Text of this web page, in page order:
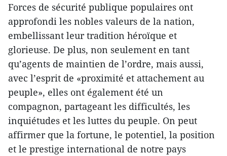
Forces de sécurité publique populaires ont
approfondi les nobles valeurs de la nation,
embellissant leur tradition héroïque et
glorieuse. De plus, non seulement en tant
qu’agents de maintien de l’ordre, mais aussi,
avec l’esprit de «proximité et attachement au
peuple», elles ont également été un
compagnon, partageant les difficultés, les
inquiétudes et les luttes du peuple. On peut
affirmer que la fortune, le potentiel, la position
et le prestige international de notre pays